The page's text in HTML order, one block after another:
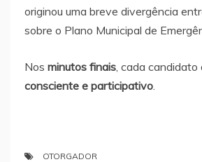
originou uma breve divergência
sobre o Plano Municipal de
Nos minutos finais , cada candidato
consciente e participativo
OTORGADOR